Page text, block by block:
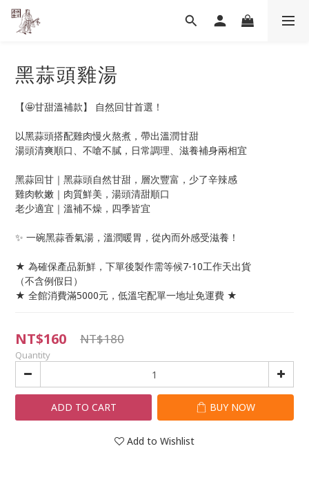
黑蒜頭雞湯
【🤩甘甜溫補款】 自然回甘首選！
以黑蒜頭搭配雞肉慢火熬煮，帶出溫潤甘甜
湯頭清爽順口、不嗆不膩，日常調理、滋養補身兩相宜
黑蒜回甘｜黑蒜頭自然甘甜，層次豐富，少了辛辣感
雞肉軟嫩｜肉質鮮美，湯頭清甜順口
老少適宜｜溫補不燥，四季皆宜
✨ 一碗黑蒜香氣湯，溫潤暖胃，從內而外感受滋養！
★ 為確保產品新鮮，下單後製作需等候7-10工作天出貨
（不含例假日）
★ 全館消費滿5000元，低溫宅配單一地址免運費 ★
NT$160 NT$180
Quantity
ADD TO CART BUY NOW
Add to Wishlist